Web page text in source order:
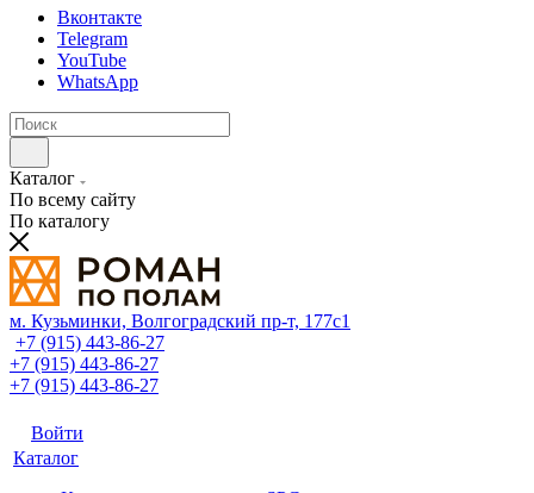
Вконтакте
Telegram
YouTube
WhatsApp
Каталог
По всему сайту
По каталогу
м. Кузьминки, Волгоградский пр‑т, 177с1
+7 (915) 443-86-27
+7 (915) 443-86-27
+7 (915) 443-86-27
Войти
Каталог